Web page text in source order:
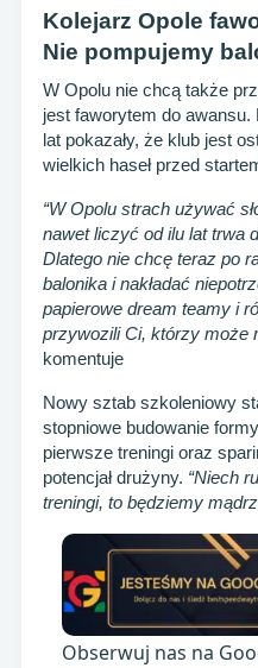
Kolejarz Opole
Nie pompujemy
W Opolu nie chcą także
jest faworytem do
lat pokazały, że klub jest
wielkich haseł przed
“W Opolu strach używać
nawet liczyć od ilu lat trwa
Dlatego nie chcę teraz po
balonika i nakładać
papierowe dream teamy i
przywozili Ci, którzy może
komentuje
Nowy sztab szkoleniowy
stopniowe budowanie
pierwsze treningi oraz
potencjał drużyny. “Niech
treningi, to będziemy
Obserwuj nas na